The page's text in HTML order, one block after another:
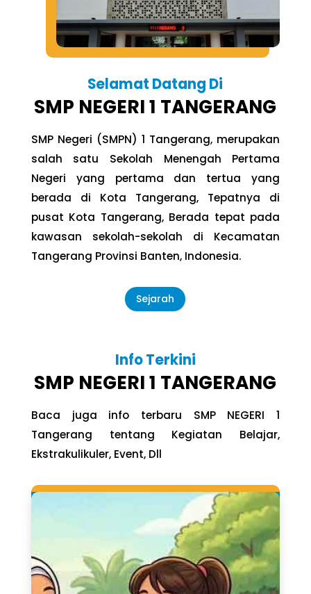
Selamat Datang Di
SMP NEGERI 1 TANGERANG
SMP Negeri (SMPN) 1 Tangerang, merupakan
salah satu Sekolah Menengah Pertama
Negeri yang pertama dan tertua yang
berada di Kota Tangerang, Tepatnya di
pusat Kota Tangerang, Berada tepat pada
kawasan sekolah-sekolah di Kecamatan
Tangerang Provinsi Banten, Indonesia.
Sejarah
Info Terkini
SMP NEGERI 1 TANGERANG
Baca juga info terbaru SMP NEGERI 1
Tangerang tentang Kegiatan Belajar,
Ekstrakulikuler, Event, Dll
Urgensi Sosialisasi di
SMP